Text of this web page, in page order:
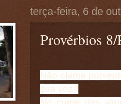
terça-feira, 6 de
Provérbios
Não clama
sua voz?